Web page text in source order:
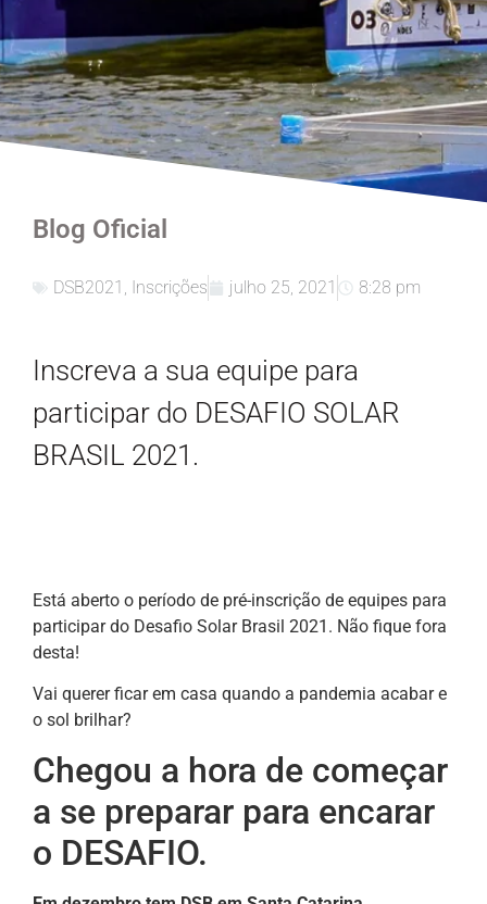
Blog Oficial
DSB2021 , Inscrições julho 25, 2021 8:28 pm
Inscreva a sua equipe para
participar do DESAFIO SOLAR
BRASIL 2021.
Está aberto o período de pré-inscrição de equipes para
participar do Desafio Solar Brasil 2021. Não fique fora
desta!
Vai querer ficar em casa quando a pandemia acabar e
o sol brilhar?
Chegou a hora de começar
a se preparar para encarar
o DESAFIO.